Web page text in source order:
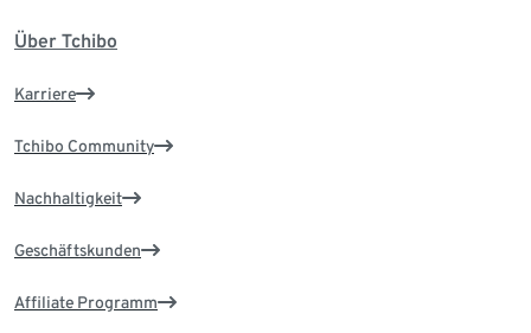
Über Tchibo
Karriere
Tchibo Community
Nachhaltigkeit
Geschäftskunden
Affiliate Programm